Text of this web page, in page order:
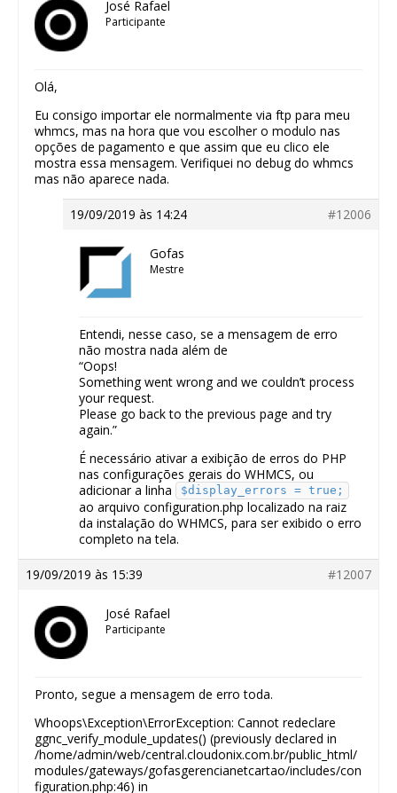
José Rafael
Participante
Olá,
Eu consigo importar ele normalmente via ftp para meu
whmcs, mas na hora que vou escolher o modulo nas
opções de pagamento e que assim que eu clico ele
mostra essa mensagem. Verifiquei no debug do whmcs
mas não aparece nada.
19/09/2019 às 14:24 #12006
Gofas
Mestre
Entendi, nesse caso, se a mensagem de erro
não mostra nada além de
“Oops!
Something went wrong and we couldn’t process
your request.
Please go back to the previous page and try
again.”
É necessário ativar a exibição de erros do PHP
nas configurações gerais do WHMCS, ou
adicionar a linha
$display_errors = true;
ao arquivo configuration.php localizado na raiz
da instalação do WHMCS, para ser exibido o erro
completo na tela.
19/09/2019 às 15:39 #12007
José Rafael
Participante
Pronto, segue a mensagem de erro toda.
Whoops\Exception\ErrorException: Cannot redeclare
ggnc_verify_module_updates() (previously declared in
/home/admin/web/central.cloudonix.com.br/public_html/
modules/gateways/gofasgerencianetcartao/includes/con
figuration.php:46) in